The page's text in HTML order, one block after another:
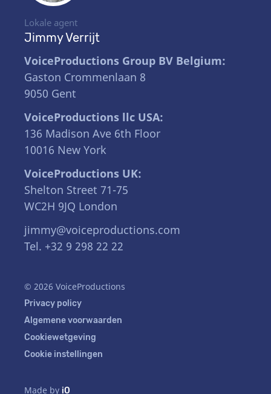
Lokale agent
Jimmy Verrijt
VoiceProductions Group BV Belgium:
Gaston Crommenlaan 8
9050 Gent
VoiceProductions llc USA:
136 Madison Ave 6th Floor
10016 New York
VoiceProductions UK:
Shelton Street 71-75
WC2H 9JQ London
jimmy@voiceproductions.com
Tel. +32 9 298 22 22
© 2026 VoiceProductions
Privacy policy
Algemene voorwaarden
Cookiewetgeving
Cookie instellingen
Made by iO